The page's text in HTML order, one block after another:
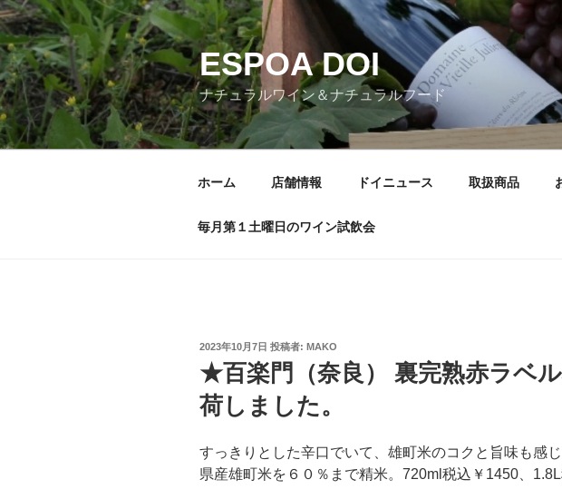
コ
ン
テ
ン
ツ
へ
ス
ESPOA DOI
ナチュラルワイン＆ナチュラルフード
ホーム 店舗情報 ドイニュース 取扱商品
毎月第１土曜日のワイン試飲会
投
日:
2023年10月7日 投稿者: MAKO
★百楽門（奈良） 裏完熟赤ラベ
荷しました。
すっきりとした辛口でいて、雄町米のコクと旨味も感
県産雄町米を６０％まで精米。720ml税込￥1450、